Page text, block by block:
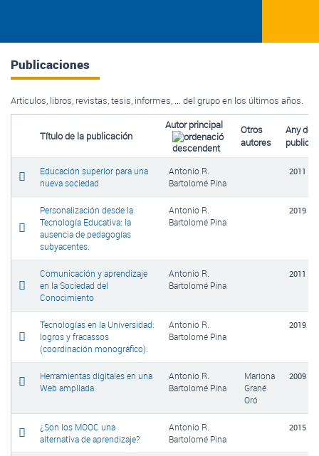
Publicaciones
Artículos, libros, revistas, tesis, informes, ... del grupo en los últimos años.
Título de la publicación
Autor principal
Otros
autores
Any de
Educación superior para una
nueva sociedad
Antonio R.
Bartolomé Pina
2011
Personalización desde la
Tecnología Educativa: la
ausencia de pedagogías
subyacentes.
Antonio R.
Bartolomé Pina
2019
Comunicación y aprendizaje
en la Sociedad del
Conocimiento
Antonio R.
Bartolomé Pina
2011
Tecnologías en la Universidad:
logros y fracassos
(coordinación monográfico).
Antonio R.
Bartolomé Pina
2019
Herramientas digitales en una
Web ampliada.
Antonio R.
Bartolomé Pina
Mariona
Grané
Oró
2009
¿Son los MOOC una
alternativa de aprendizaje?
Antonio R.
Bartolomé Pina
2015